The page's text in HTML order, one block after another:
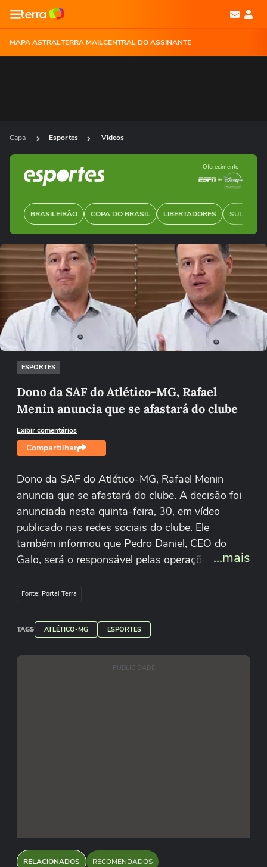
MAPA ASTRALTERRA MAILCENTRAL DO ASSINANTE
Capa Esportes Videos
BRASILEIRÃO COPA DO BRASIL LIBERTADORES SUL-
Oferecimento
Ops!
Não foi possível reproduzir o vídeo
Tentar novamente
ESPORTES
Dono da SAF do Atlético-MG, Rafael
Menin anuncia que se afastará do clube
Exibir comentários
Compartilhar
Dono da SAF do Atlético-MG, Rafael Menin
anuncia que se afastará do clube. A decisão foi
anunciada nesta quinta-feira, 30, em vídeo
publicado nas redes sociais do clube. Ele
também informou que Pedro Daniel, CEO do
Galo, será o responsável pelas operações diárias.
operação do clube por uma necessidade maior
Reprodução/atletico/X
...mais
Fonte: Portal Terra
TAGS ATLÉTICO-MG ESPORTES
PUBLICIDADE
RELACIONADOS RECOMENDADOS